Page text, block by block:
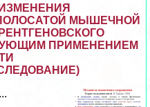
МЫШЕЧНОЙ
ПРИМЕНЕНИЕМ